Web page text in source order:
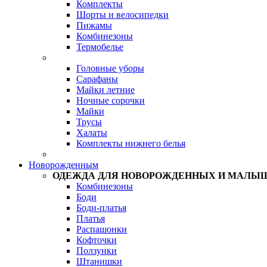
Комплекты
Шорты и велосипедки
Пижамы
Комбинезоны
Термобелье
Головные уборы
Сарафаны
Майки летние
Ночные сорочки
Майки
Трусы
Халаты
Комплекты нижнего белья
Новорожденным
ОДЕЖДА ДЛЯ НОВОРОЖДЕННЫХ И
Комбинезоны
Боди
Боди-платья
Платья
Распашонки
Кофточки
Ползунки
Штанишки